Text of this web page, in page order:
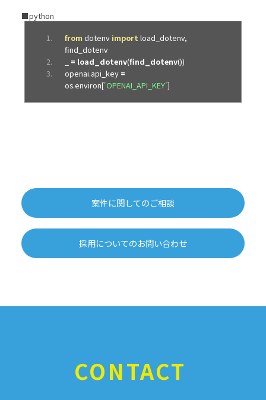
■python
from dotenv import load_dotenv,
find_dotenv
= load_dotenv(find_dotenv())
openai.api_key =
os.environ['OPENAI_API_KEY']
案件に関してのご相談
採用についてのお問い合わせ
CONTACT